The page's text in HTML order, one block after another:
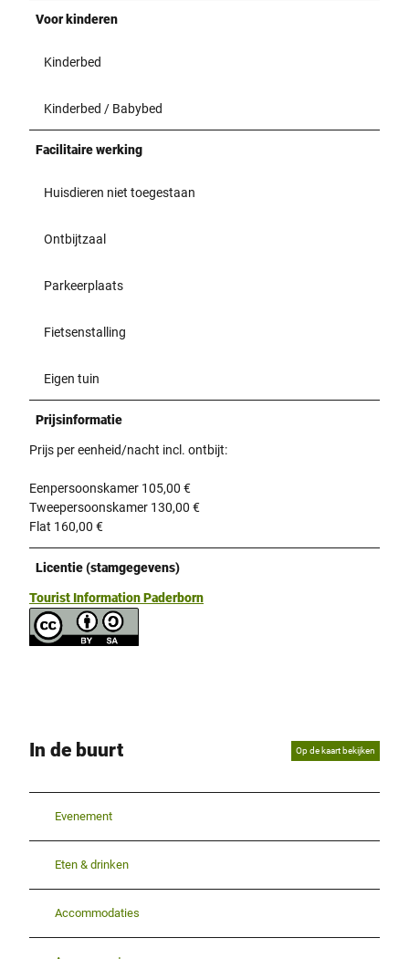
Voor kinderen
Kinderbed
Kinderbed / Babybed
Facilitaire werking
Huisdieren niet toegestaan
Ontbijtzaal
Parkeerplaats
Fietsenstalling
Eigen tuin
Prijsinformatie
Prijs per eenheid/nacht incl. ontbijt:
Eenpersoonskamer 105,00 €
Tweepersoonskamer 130,00 €
Flat 160,00 €
Licentie (stamgegevens)
Tourist Information Paderborn
In de buurt Op de kaart bekijken
Evenement
Eten & drinken
Accommodaties